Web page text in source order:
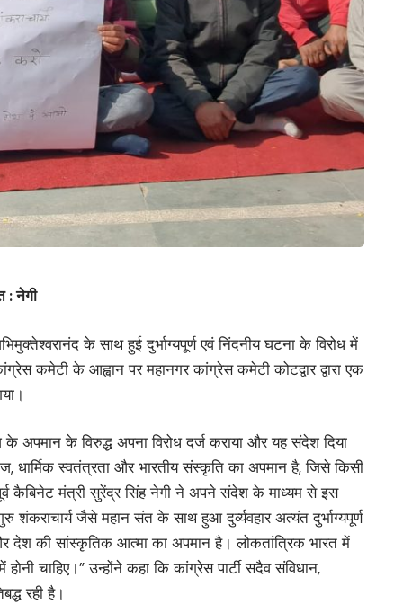
: नेगी
के साथ हुई दुर्भाग्यपूर्ण एवं निंदनीय घटना के विरोध में
कमेटी के आह्वान पर महानगर कांग्रेस कमेटी कोटद्वार द्वारा एक
अपमान के विरुद्ध अपना विरोध दर्ज कराया और यह संदेश दिया
धार्मिक स्वतंत्रता और भारतीय संस्कृति का अपमान है, जिसे किसी
कैबिनेट मंत्री सुरेंद्र सिंह नेगी ने अपने संदेश के माध्यम से इस
जैसे महान संत के साथ हुआ दुर्व्यवहार अत्यंत दुर्भाग्यपूर्ण
देश की सांस्कृतिक आत्मा का अपमान है। लोकतांत्रिक भारत में
चाहिए।” उन्होंने कहा कि कांग्रेस पार्टी सदैव संविधान,
रही है।